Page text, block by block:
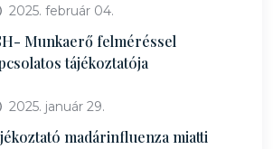
2025. február 04.
Munkaerő felméréssel
tájékoztatója
2025. január 29.
madárinfluenza miatti